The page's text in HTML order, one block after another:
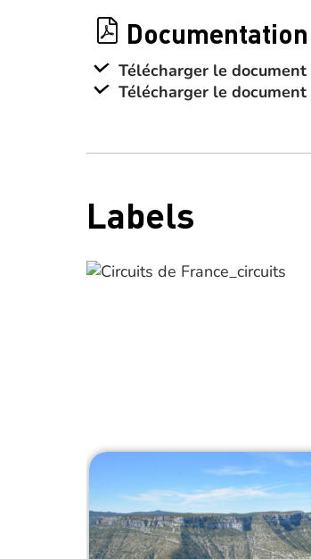
Documentation
Télécharger le document
Télécharger le document
Labels